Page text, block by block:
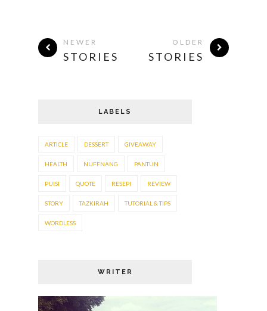
NEWER
STORIES
OLDER
STORIES
LABELS
ARTICLE DESSERT GIVEAWAY
HEALTH NUFFNANG PANTUN
PUISI QUOTE RESEPI REVIEW
STORY TAZKIRAH TUTORIAL & TIPS
WORDLESS
WRITER